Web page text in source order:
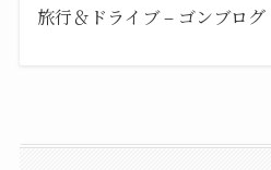
旅行＆ドライブ – ゴンブログ